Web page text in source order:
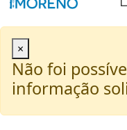
×
Não foi
informação